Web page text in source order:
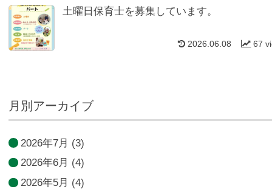
土曜日保育士を募集しています。
67
2026.06.08
月別アーカイブ
2026年7月 (3)
2026年6月 (4)
2026年5月 (4)